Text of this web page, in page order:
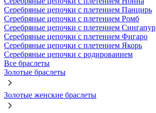
Серебряные цепочки с плетением Панцирь
Серебряные цепочки с плетением Ромб
Серебряные цепочки с плетением Сингапур
Серебряные цепочки с плетением Фигаро
Серебряные цепочки с плетением Якорь
Серебряные цепочки с родированием
Все браслеты
Золотые браслеты
Золотые женские браслеты